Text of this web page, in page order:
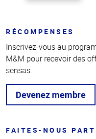
RÉCOMPENSES
Inscrivez-vous au
M&M pour recevoir des
sensas.
Devenez membre
FAITES-NOUS